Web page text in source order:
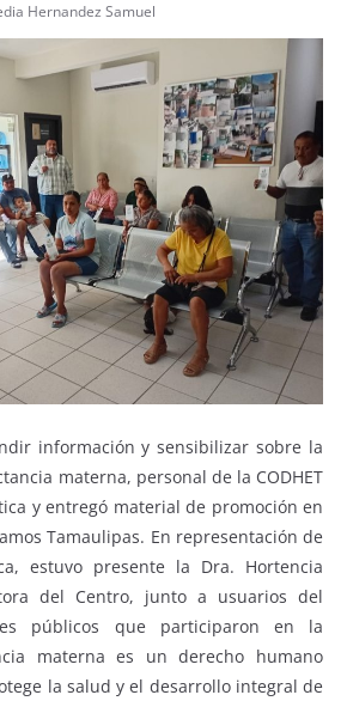
Hernandez Samuel
información y sensibilizar sobre la
materna, personal de la CODHET
y entregó material de promoción en
Tamaulipas. En representación de
estuvo presente la Dra. Hortencia
del Centro, junto a usuarios del
públicos que participaron en la
materna es un derecho humano
la salud y el desarrollo integral de